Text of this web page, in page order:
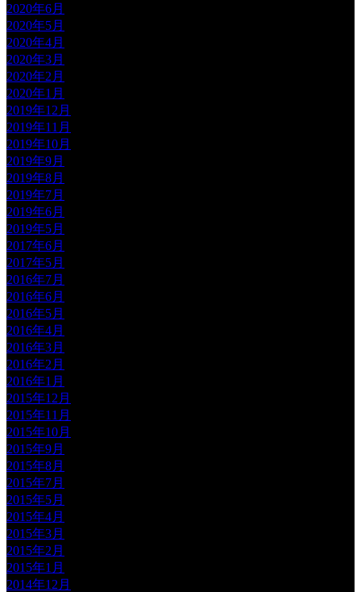
2020年6月
2020年5月
2020年4月
2020年3月
2020年2月
2020年1月
2019年12月
2019年11月
2019年10月
2019年9月
2019年8月
2019年7月
2019年6月
2019年5月
2017年6月
2017年5月
2016年7月
2016年6月
2016年5月
2016年4月
2016年3月
2016年2月
2016年1月
2015年12月
2015年11月
2015年10月
2015年9月
2015年8月
2015年7月
2015年5月
2015年4月
2015年3月
2015年2月
2015年1月
2014年12月